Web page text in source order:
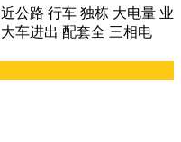
近公路 行车 独栋 大电量 业
大车进出 配套全 三相电